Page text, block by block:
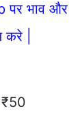
पर भाव और
|
₹50